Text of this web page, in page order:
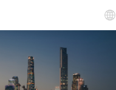
English